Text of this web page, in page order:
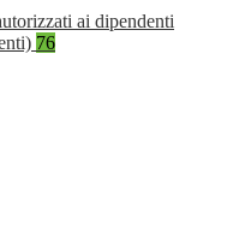
ai dipendenti
76